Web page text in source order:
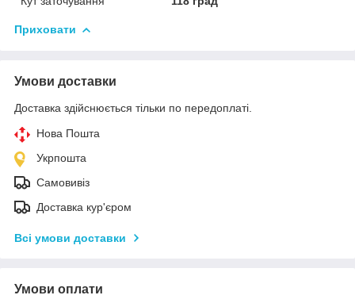
Приховати
Умови доставки
Доставка здійснюється тільки по передоплаті.
Нова Пошта
Укрпошта
Самовивіз
Доставка кур'єром
Всі умови доставки
Умови оплати